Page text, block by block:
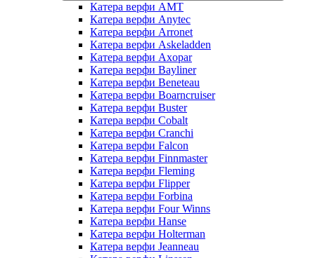
Катера верфи AMT
Катера верфи Anytec
Катера верфи Arronet
Катера верфи Askeladden
Катера верфи Axopar
Катера верфи Bayliner
Катера верфи Beneteau
Катера верфи Boarncruiser
Катера верфи Buster
Катера верфи Cobalt
Катера верфи Cranchi
Катера верфи Falcon
Катера верфи Finnmaster
Катера верфи Fleming
Катера верфи Flipper
Катера верфи Forbina
Катера верфи Four Winns
Катера верфи Hanse
Катера верфи Holterman
Катера верфи Jeanneau